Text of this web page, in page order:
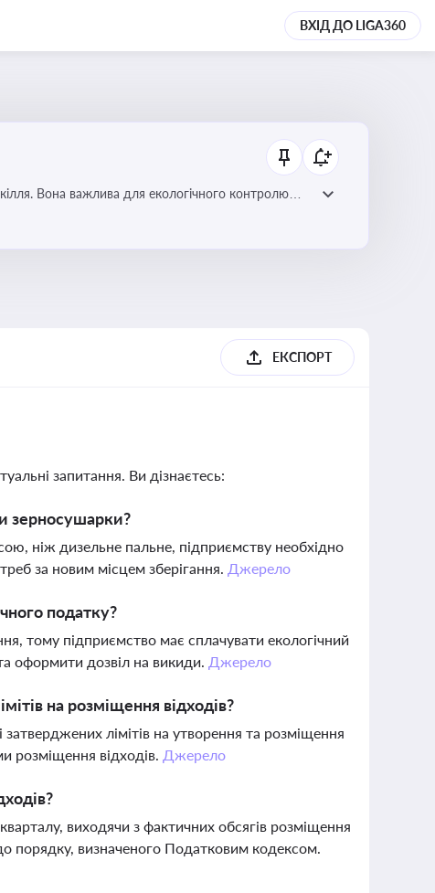
ВХІД ДО LIGA360
Вона важлива для екологічного контролю
ЕКСПОРТ
запитання. Ви дізнаєтесь:
зерносушарки?
ніж дизельне пальне, підприємству необхідно
за новим місцем зберігання. Джерело
податку?
тому підприємство має сплачувати екологічний
оформити дозвіл на викиди. Джерело
на розміщення відходів?
лімітів на утворення та розміщення
розміщення відходів. Джерело
виходячи з фактичних обсягів розміщення
порядку, визначеного Податковим кодексом.